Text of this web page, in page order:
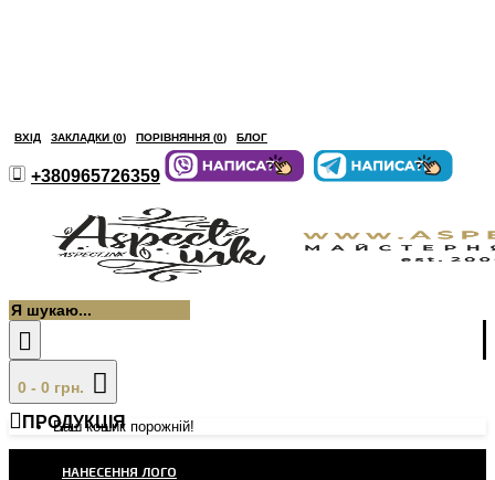
ВХІД ЗАКЛАДКИ (0) ПОРІВНЯННЯ (0) БЛОГ
+380965726359
0 - 0 грн.
Ваш кошик порожній!
ПРОДУКЦІЯ
НАНЕСЕННЯ ЛОГО